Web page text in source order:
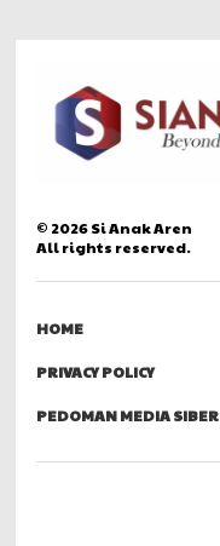
© 2026Si Anak Aren
All rights reserved.
HOME
PRIVACY POLICY
PEDOMAN MEDIA SIBER